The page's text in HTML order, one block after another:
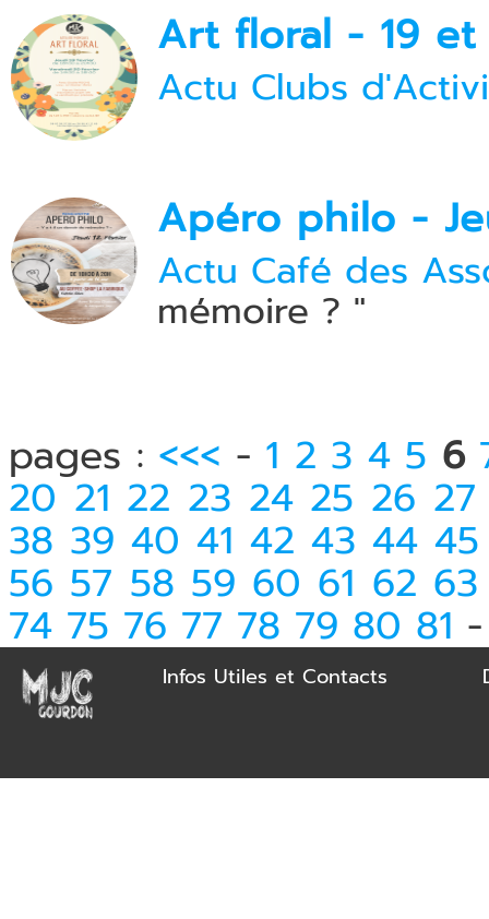
Art floral - 19
Actu Clubs
Apéro philo -
Actu Café des
mémoire ? "
pages : <<< - 1 2 3 4 5 6
20 21 22 23 24 25 26 27
38 39 40 41 42 43 44 45
56 57 58 59 60 61 62 63
74 75 76 77 78 79 80 81
Infos Utiles et Contacts